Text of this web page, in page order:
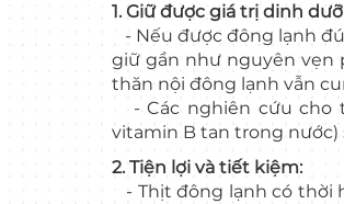
1. Giữ được giá trị dinh
- Nếu được đông lạnh
giữ gần như nguyên vẹn
thăn nội đông lạnh vẫn
- Các nghiên cứu cho
vitamin B tan trong nước)
2. Tiện lợi và tiết kiệm:
- Thịt đông lạnh có thời